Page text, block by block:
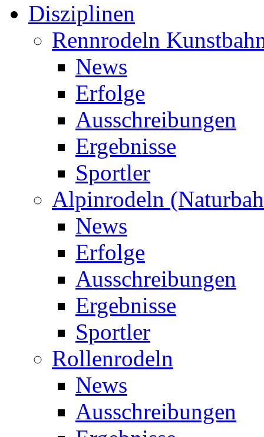
Disziplinen
Rennrodeln
News
Erfolge
Ausschreibungen
Ergebnisse
Sportler
Alpinrodeln
News
Erfolge
Ausschreibungen
Ergebnisse
Sportler
Rollenrodeln
News
Ausschreibungen